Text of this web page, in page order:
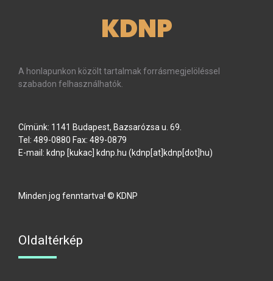
KDNP
A honlapunkon közölt tartalmak forrásmegjelöléssel
szabadon felhasználhatók.
Címünk: 1141 Budapest, Bazsarózsa u. 69.
Tel: 489-0880 Fax: 489-0879
E-mail: kdnp [kukac] kdnp.hu (kdnp[at]kdnp[dot]hu)
Minden jog fenntartva! © KDNP
Oldaltérkép